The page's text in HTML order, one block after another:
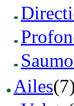
Ailes